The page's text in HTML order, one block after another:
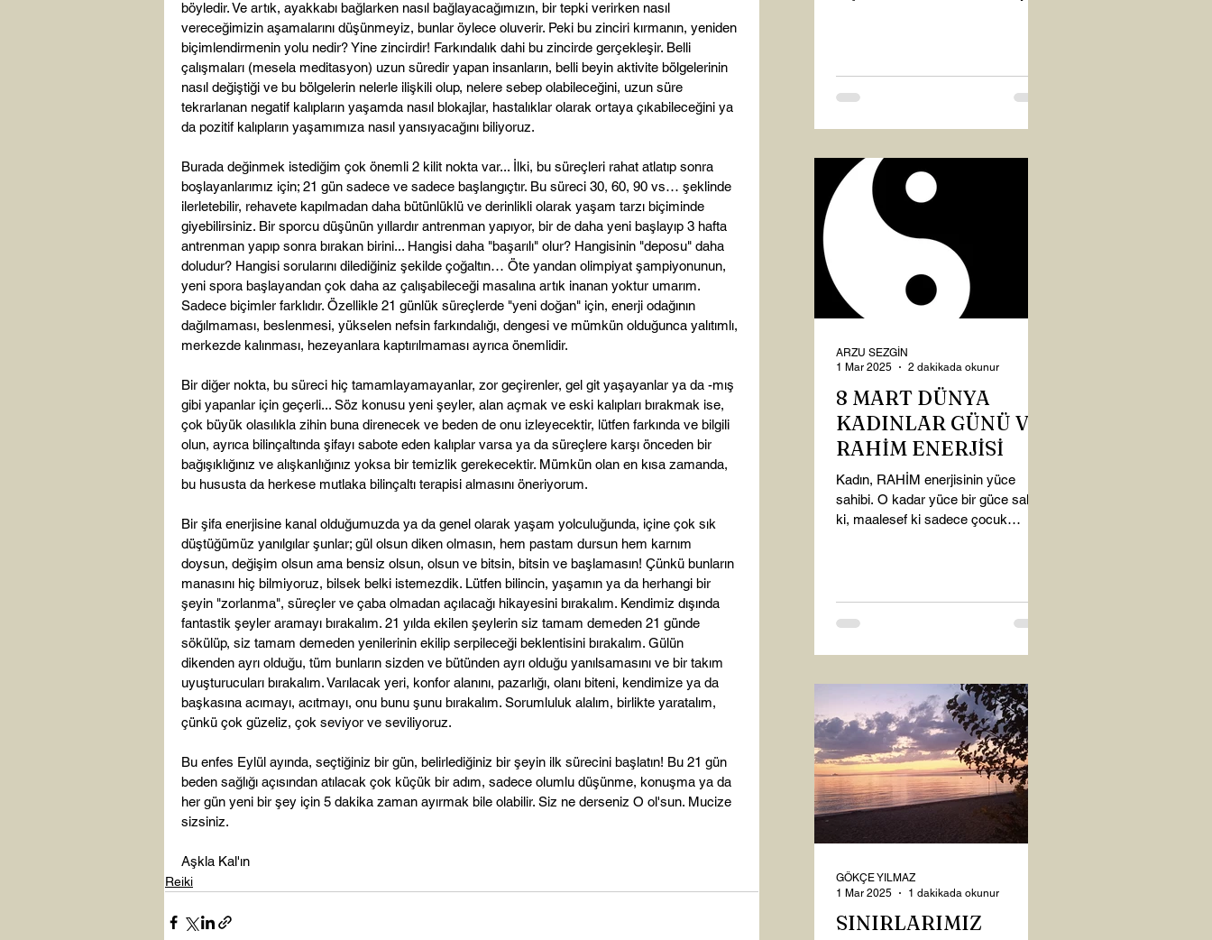
böyledir. Ve artık, ayakkabı bağlarken nasıl bağlayacağımızın, bir tepki verirken nasıl
vereceğimizin aşamalarını düşünmeyiz, bunlar öylece oluverir. Peki bu zinciri kırmanın, yeniden
biçimlendirmenin yolu nedir? Yine zincirdir! Farkındalık dahi bu zincirde gerçekleşir. Belli
çalışmaları (mesela meditasyon) uzun süredir yapan insanların, belli beyin aktivite bölgelerinin
nasıl değiştiği ve bu bölgelerin nelerle ilişkili olup, nelere sebep olabileceğini, uzun süre
tekrarlanan negatif kalıpların yaşamda nasıl blokajlar, hastalıklar olarak ortaya çıkabileceğini ya
da pozitif kalıpların yaşamımıza nasıl yansıyacağını biliyoruz.
Burada değinmek istediğim çok önemli 2 kilit nokta var... İlki, bu süreçleri rahat atlatıp sonra
boşlayanlarımız için; 21 gün sadece ve sadece başlangıçtır. Bu süreci 30, 60, 90 vs… şeklinde
ilerletebilir, rehavete kapılmadan daha bütünlüklü ve derinlikli olarak yaşam tarzı biçiminde
giyebilirsiniz. Bir sporcu düşünün yıllardır antrenman yapıyor, bir de daha yeni başlayıp 3 hafta
antrenman yapıp sonra bırakan birini... Hangisi daha "başarılı" olur? Hangisinin "deposu" daha
doludur? Hangisi sorularını dilediğiniz şekilde çoğaltın… Öte yandan olimpiyat şampiyonunun,
yeni spora başlayandan çok daha az çalışabileceği masalına artık inanan yoktur umarım.
Sadece biçimler farklıdır. Özellikle 21 günlük süreçlerde "yeni doğan" için, enerji odağının
dağılmaması, beslenmesi, yükselen nefsin farkındalığı, dengesi ve mümkün olduğunca yalıtımlı,
merkezde kalınması, hezeyanlara kaptırılmaması ayrıca önemlidir.
Bir diğer nokta, bu süreci hiç tamamlayamayanlar, zor geçirenler, gel git yaşayanlar ya da -mış
gibi yapanlar için geçerli... Söz konusu yeni şeyler, alan açmak ve eski kalıpları bırakmak ise,
çok büyük olasılıkla zihin buna direnecek ve beden de onu izleyecektir, lütfen farkında ve bilgili
olun, ayrıca bilinçaltında şifayı sabote eden kalıplar varsa ya da süreçlere karşı önceden bir
bağışıklığınız ve alışkanlığınız yoksa bir temizlik gerekecektir. Mümkün olan en kısa zamanda,
bu hususta da herkese mutlaka bilinçaltı terapisi almasını öneriyorum.
Bir şifa enerjisine kanal olduğumuzda ya da genel olarak yaşam yolculuğunda, içine çok sık
düştüğümüz yanılgılar şunlar; gül olsun diken olmasın, hem pastam dursun hem karnım
doysun, değişim olsun ama bensiz olsun, olsun ve bitsin, bitsin ve başlamasın! Çünkü bunların
manasını hiç bilmiyoruz, bilsek belki istemezdik. Lütfen bilincin, yaşamın ya da herhangi bir
şeyin "zorlanma", süreçler ve çaba olmadan açılacağı hikayesini bırakalım. Kendimiz dışında
fantastik şeyler aramayı bırakalım. 21 yılda ekilen şeylerin siz tamam demeden 21 günde
sökülüp, siz tamam demeden yenilerinin ekilip serpileceği beklentisini bırakalım. Gülün
dikenden ayrı olduğu, tüm bunların sizden ve bütünden ayrı olduğu yanılsamasını ve bir takım
uyuşturucuları bırakalım. Varılacak yeri, konfor alanını, pazarlığı, olanı biteni, kendimize ya da
başkasına acımayı, acıtmayı, onu bunu şunu bırakalım. Sorumluluk alalım, birlikte yaratalım,
çünkü çok güzeliz, çok seviyor ve seviliyoruz.
Bu enfes Eylül ayında, seçtiğiniz bir gün, belirlediğiniz bir şeyin ilk sürecini başlatın! Bu 21 gün
beden sağlığı açısından atılacak çok küçük bir adım, sadece olumlu düşünme, konuşma ya da
her gün yeni bir şey için 5 dakika zaman ayırmak bile olabilir. Siz ne derseniz O ol'sun. Mucize
sizsiniz.
Aşkla Kal'ın
Reiki
8 MART DÜNYA
KADINLAR GÜNÜ VE
RAHİM ENERJİSİ
Kadın, RAHİM enerjisinin yüce
sahibi. O kadar yüce bir güce sahip
ki, maalesef ki sadece çocuk
ARZU SEZGİN
1 Mar 2025
2 dakikada okunur
SINIRLARIMIZ
GÖKÇE YILMAZ
1 Mar 2025
1 dakikada okunur